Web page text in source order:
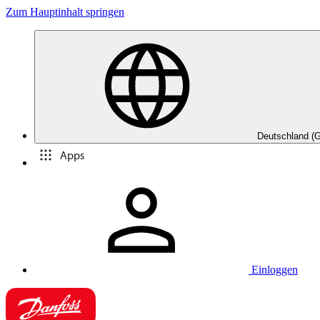
Zum Hauptinhalt springen
Deutschland
Apps
Einloggen